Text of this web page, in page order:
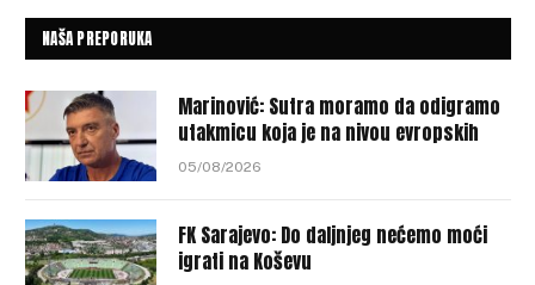
NAŠA PREPORUKA
Marinović: Sutra moramo da odigramo
utakmicu koja je na nivou evropskih
05/08/2026
FK Sarajevo: Do daljnjeg nećemo moći
igrati na Koševu